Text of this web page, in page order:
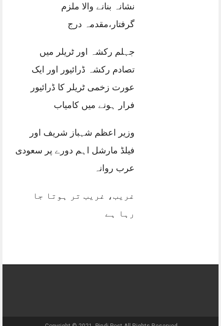
نشانہ بنانے والا ملزم
گرفتار،مقدمہ درج
جہلم رکشہ اور ٹریلر میں
تصادم رکشہ ڈرائیور اور ایک
عورت زخمی ٹریلر کا ڈرائیور
فرار ہونے میں کامیاب
وزیر اعظم شہباز شریف اور
فیلڈ مارشل اہم دورے پر سعودی
عرب روانہ
غریب، غریب تر ہوتا جا
رہا ہے